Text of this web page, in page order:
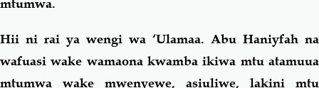
mtumwa.
Hii ni rai ya wengi wa ‘Ulamaa. Abu Haniyfah na
wafuasi wake wamaona kwamba ikiwa mtu atamuua
mtumwa wake mwenyewe, asiuliwe, lakini mtu